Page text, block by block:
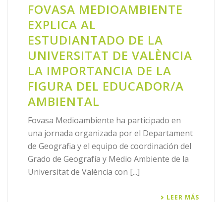
FOVASA MEDIOAMBIENTE
EXPLICA AL
ESTUDIANTADO DE LA
UNIVERSITAT DE VALÈNCIA
LA IMPORTANCIA DE LA
FIGURA DEL EDUCADOR/A
AMBIENTAL
Fovasa Medioambiente ha participado en
una jornada organizada por el Departament
de Geografia y el equipo de coordinación del
Grado de Geografía y Medio Ambiente de la
Universitat de València con [...]
LEER MÁS